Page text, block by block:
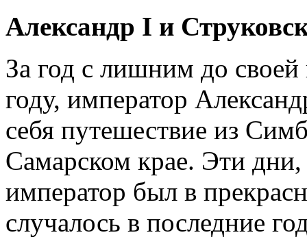
Александр I и
За год с лишним до
году, император
себя путешествие из
Самарском крае. Эти
император был в
случалось в последние